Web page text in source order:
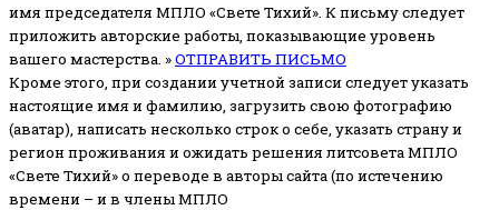
имя председателя МПЛО «Свете Тихий». К письму следует
приложить авторские работы, показывающие уровень
вашего мастерства. »ОТПРАВИТЬ ПИСЬМО
Кроме этого, при создании учетной записи следует указать
настоящие имя и фамилию, загрузить свою фотографию
(аватар), написать несколько строк о себе, указать страну и
регион проживания и ожидать решения литсовета МПЛО
«Свете Тихий» о переводе в авторы сайта (по истечению
времени – и в члены МПЛО